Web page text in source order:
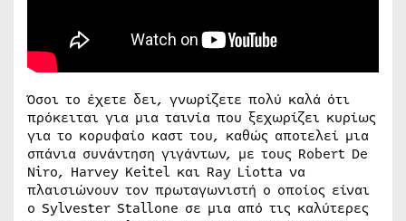
Όσοι το έχετε δει, γνωρίζετε πολύ καλά ότι
πρόκειται για μια ταινία που ξεχωρίζει κυρίως
για το κορυφαίο καστ του, καθώς αποτελεί μια
σπάνια συνάντηση γιγάντων, με τους Robert De
Niro, Harvey Keitel και Ray Liotta να
πλαισιώνουν τον πρωταγωνιστή ο οποίος είναι
ο Sylvester Stallone σε μια από τις καλύτερες